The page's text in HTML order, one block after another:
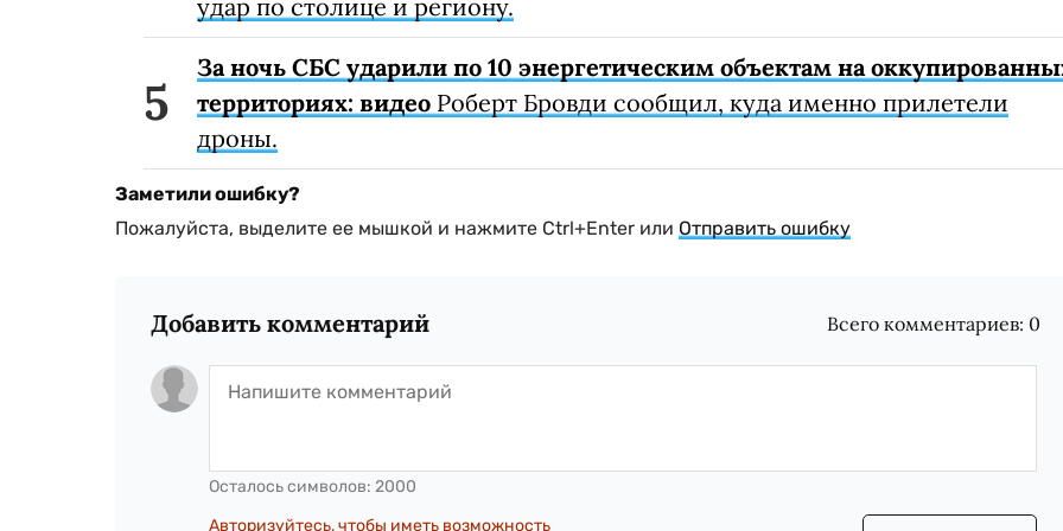
удар по столице и региону.
За ночь СБС ударили по 10 энергетическим объектам на
территориях: видео Роберт Бровди сообщил, куда именно прилетели
дроны.
Заметили ошибку?
Пожалуйста, выделите ее мышкой и нажмите Ctrl+Enter или Отправить ошибку
Добавить комментарий Всего комментариев: 0
Осталось символов: 2000
Авторизуйтесь, чтобы иметь возможность